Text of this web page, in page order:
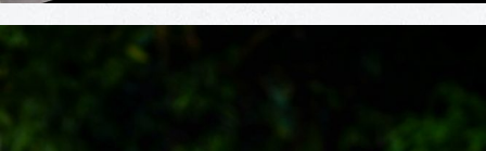
Editorial Casa Assuf